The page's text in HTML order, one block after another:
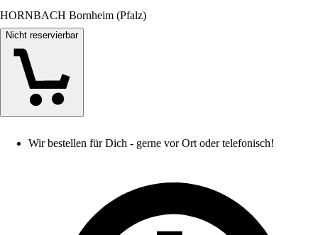
HORNBACH Bornheim (Pfalz)
Nicht reservierbar
Wir bestellen für Dich - gerne vor Ort oder telefonisch!